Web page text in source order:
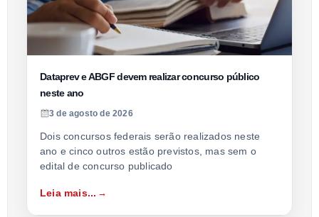
Dataprev e ABGF devem realizar concurso público
neste ano
3 de agosto de 2026
Dois concursos federais serão realizados neste
ano e cinco outros estão previstos, mas sem o
edital de concurso publicado
Leia mais...